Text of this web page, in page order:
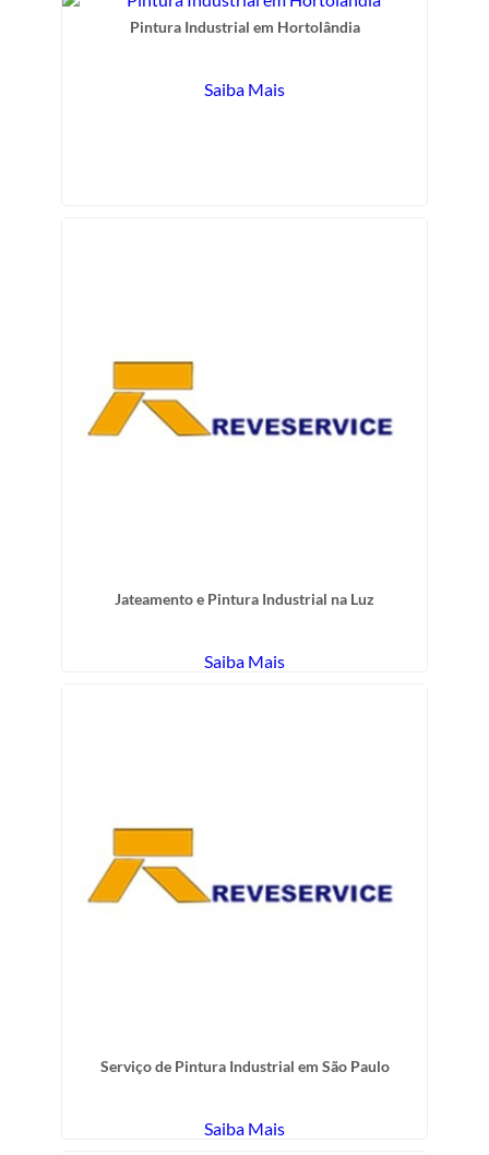
Pintura Industrial em Hortolândia
Saiba Mais
Jateamento e Pintura Industrial na Luz
Saiba Mais
Serviço de Pintura Industrial em São Paulo
Saiba Mais